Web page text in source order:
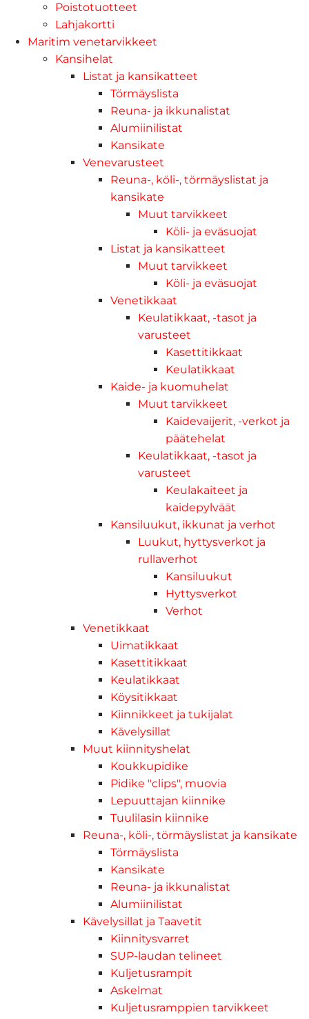
Poistotuotteet
Lahjakortti
Maritim venetarvikkeet
Kansihelat
Listat ja kansikatteet
Törmäyslista
Reuna- ja ikkunalistat
Alumiinilistat
Kansikate
Venevarusteet
Reuna-, köli-, törmäyslistat ja
kansikate
Muut tarvikkeet
Köli- ja eväsuojat
Listat ja kansikatteet
Muut tarvikkeet
Köli- ja eväsuojat
Venetikkaat
Keulatikkaat, -tasot ja
varusteet
Kasettitikkaat
Keulatikkaat
Kaide- ja kuomuhelat
Muut tarvikkeet
Kaidevaijerit, -verkot ja
päätehelat
Keulatikkaat, -tasot ja
varusteet
Keulakaiteet ja
kaidepylväät
Kansiluukut, ikkunat ja verhot
Luukut, hyttysverkot ja
rullaverhot
Kansiluukut
Hyttysverkot
Verhot
Venetikkaat
Uimatikkaat
Kasettitikkaat
Keulatikkaat
Köysitikkaat
Kiinnikkeet ja tukijalat
Kävelysillat
Muut kiinnityshelat
Koukkupidike
Pidike "clips", muovia
Lepuuttajan kiinnike
Tuulilasin kiinnike
Reuna-, köli-, törmäyslistat ja kansikate
Törmäyslista
Kansikate
Reuna- ja ikkunalistat
Alumiinilistat
Kävelysillat ja Taavetit
Kiinnitysvarret
SUP-laudan telineet
Kuljetusrampit
Askelmat
Kuljetusramppien tarvikkeet